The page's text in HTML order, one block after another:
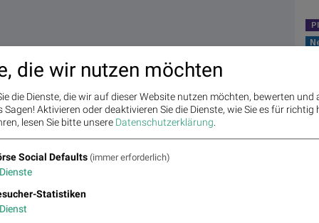
die wir nutzen möchten
die Dienste, die wir auf dieser Website nutzen möchten, bewerten und
Sagen! Aktivieren oder deaktivieren Sie die Dienste, wie Sie es für richtig
lesen Sie bitte unsere Datenschutzerklärung.
Social Defaults (immer erforderlich)
Dienste
Statistiken
Dienst